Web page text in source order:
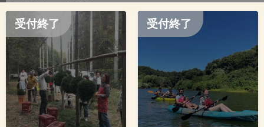
受付終了 受付終了